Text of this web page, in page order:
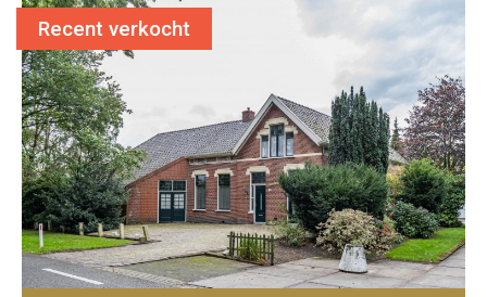
Recent verkocht